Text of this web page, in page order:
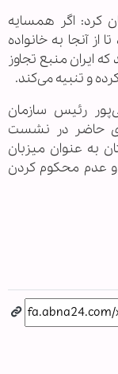
کرد: اگر همسایه
از آنجا به خانواده
ایران منبع تجاوز
و تنبیه می‌کند.
رئیس سازمان
حاضر در نشست
به عنوان میزبان
عدم محکوم کردن